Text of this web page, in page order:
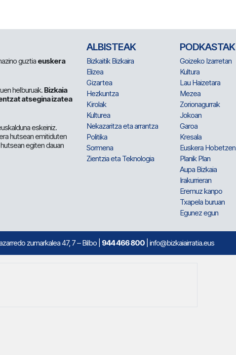
guztia euskera
helburuak. Bizkaia
atsegina izatea
eskeiniz.
hutsean emitiduten
egiten dauan
ALBISTEAK
Bizkaitik Bizkaira
Elizea
Gizartea
Hezkuntza
Kirolak
Kulturea
Nekazaritza eta arrantza
Politika
Sormena
Zientzia eta Teknologia
PODKASTAK
Goizeko Izarretan
Kultura
Lau Haizetara
Mezea
Zorionagurrak
Jokoan
Garoa
Kresala
Euskera Hobetzen
Planik Plan
Aupa Bizkaia
Irakurrieran
Eremuz kanpo
Txapela buruan
Egunez egun
zumarkalea 47, 7 – Bilbo | 944 466 800 | info@bizkaiairratia.eus